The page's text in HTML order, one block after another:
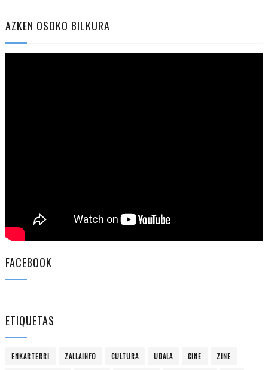
AZKEN OSOKO BILKURA
FACEBOOK
ETIQUETAS
ENKARTERRI ZALLAINFO CULTURA UDALA CINE ZINE